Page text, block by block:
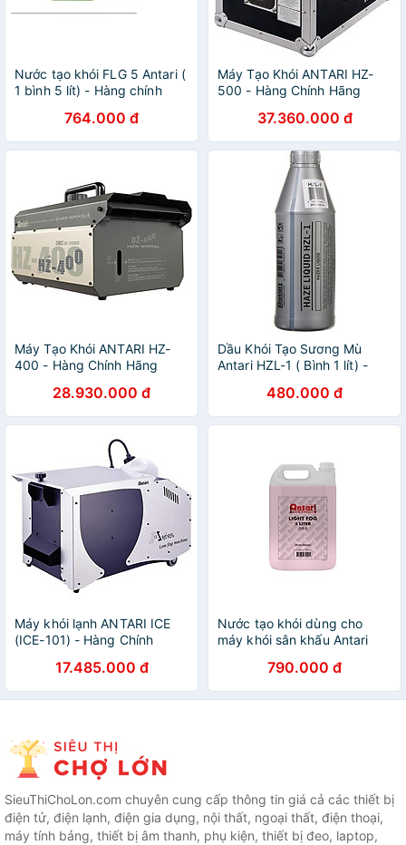
Nước tạo khói FLG 5 Antari (
1 bình 5 lít) - Hàng chính
764.000 đ
Máy Tạo Khói ANTARI HZ-
500 - Hàng Chính Hãng
37.360.000 đ
Máy Tạo Khói ANTARI HZ-
400 - Hàng Chính Hãng
28.930.000 đ
Dầu Khói Tạo Sương Mù
Antari HZL-1 ( Bình 1 lít) -
480.000 đ
Máy khói lạnh ANTARI ICE
(ICE-101) - Hàng Chính
17.485.000 đ
Nước tạo khói dùng cho
máy khói sân khấu Antari
790.000 đ
SieuThiChoLon.com chuyên cung cấp thông tin giá cả các thiết bị
điện tử, điện lạnh, điện gia dụng, nội thất, ngoại thất, điện thoại,
máy tính bảng, thiết bị âm thanh, phụ kiện, thiết bị đeo, laptop,